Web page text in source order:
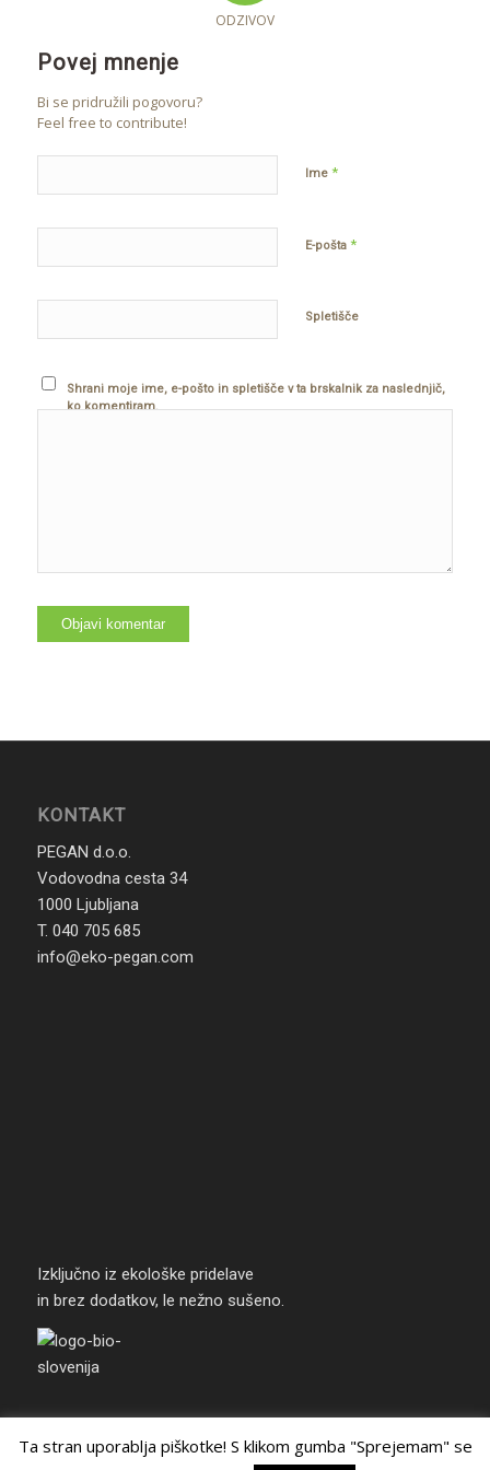
ODZIVOV
Povej mnenje
Bi se pridružili pogovoru?
Feel free to contribute!
Ime *
E-pošta *
Spletišče
Shrani moje ime, e-pošto in spletišče v ta brskalnik za naslednjič,
ko komentiram.
KONTAKT
PEGAN d.o.o.
Vodovodna cesta 34
1000 Ljubljana
T. 040 705 685
info@eko-pegan.com
Izključno iz ekološke pridelave
in brez dodatkov, le nežno sušeno.
Ta stran uporablja piškotke! S klikom gumba "Sprejemam" se